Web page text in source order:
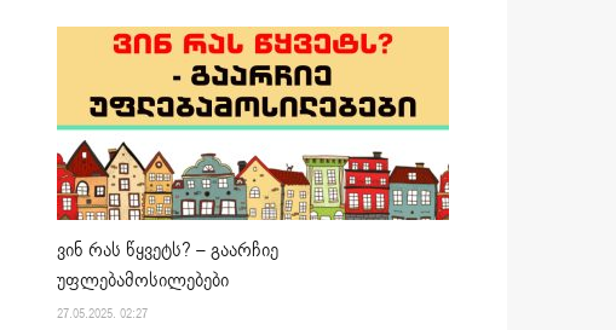
ვინ რას წყვეტს? – გაარჩიე
უფლებამოსილებები
27.05.2025. 02:27